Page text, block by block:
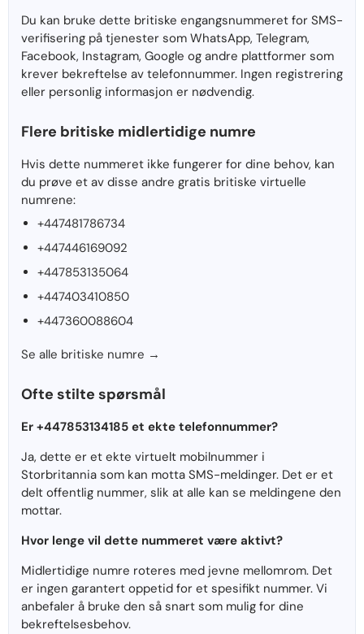
Du kan bruke dette britiske engangsnummeret for SMS-
verifisering på tjenester som WhatsApp, Telegram,
Facebook, Instagram, Google og andre plattformer som
krever bekreftelse av telefonnummer. Ingen registrering
eller personlig informasjon er nødvendig.
Flere britiske midlertidige numre
Hvis dette nummeret ikke fungerer for dine behov, kan
du prøve et av disse andre gratis britiske virtuelle
numrene:
+447481786734
+447446169092
+447853135064
+447403410850
+447360088604
Se alle britiske numre →
Ofte stilte spørsmål
Er +447853134185 et ekte telefonnummer?
Ja, dette er et ekte virtuelt mobilnummer i
Storbritannia som kan motta SMS-meldinger. Det er et
delt offentlig nummer, slik at alle kan se meldingene den
mottar.
Hvor lenge vil dette nummeret være aktivt?
Midlertidige numre roteres med jevne mellomrom. Det
er ingen garantert oppetid for et spesifikt nummer. Vi
anbefaler å bruke den så snart som mulig for dine
bekreftelsesbehov.